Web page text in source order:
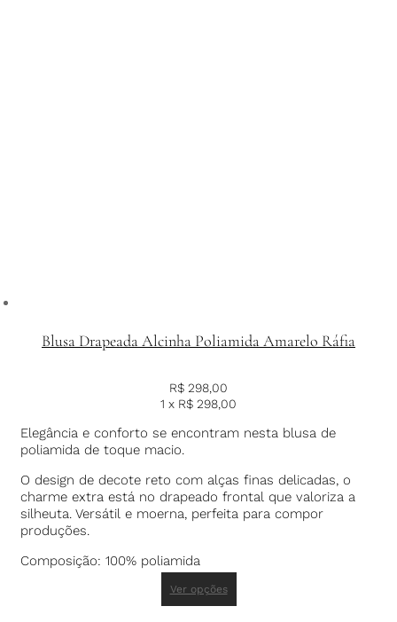
Blusa Drapeada Alcinha Poliamida Amarelo Ráfia
R$ 298,00
1 x R$ 298,00
Elegância e conforto se encontram nesta blusa de
poliamida de toque macio.
O design de decote reto com alças finas delicadas, o
charme extra está no drapeado frontal que valoriza a
silheuta. Versátil e moerna, perfeita para compor
produções.
Composição: 100% poliamida
Ver opções